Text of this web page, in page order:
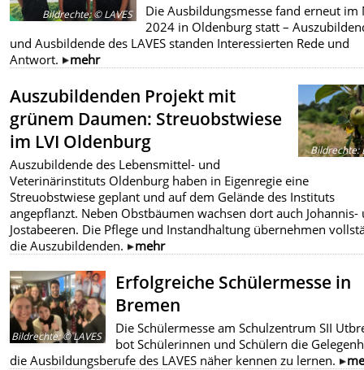
Bildrechte:© LAVES
Die Ausbildungsmesse fand erneut im
2024 in Oldenburg statt –
und Ausbildende des LAVES standen Interessierten Rede und
Antwort.
mehr
Bildrechte:
Auszubildenden Projekt mit
grünem Daumen: Streuobstwiese
im LVI Oldenburg
Auszubildende des Lebensmittel- und
Veterinärinstituts Oldenburg haben in Eigenregie eine
Streuobstwiese geplant und auf dem Gelände des Instituts
angepflanzt. Neben Obstbäumen wachsen dort auch Johannis-
Jostabeeren. Die Pflege und Instandhaltung übernehmen
die Auszubildenden.
mehr
Bildrechte:© LAVES
Erfolgreiche Schülermesse in
Bremen
Die Schülermesse am Schulzentrum SII
bot Schülerinnen und Schülern die
die Ausbildungsberufe des LAVES näher kennen zu lernen.